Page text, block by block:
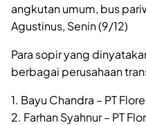
angkutan umum, bus
Agustinus, Senin (9/12)
Para sopir yang
berbagai perusahaan
1. Bayu Chandra – PT
2. Farhan Syahnur – PT